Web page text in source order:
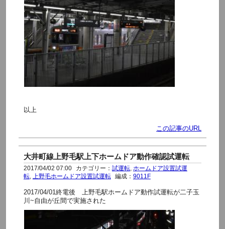
以上
この記事のURL
大井町線上野毛駅上下ホームドア動作確認試運転
2017/04/02 07:00 カテゴリー： 試運転, ホームドア設置試運
転, 上野毛ホームドア設置試運転 編成： 9011F
2017/04/01終電後 上野毛駅ホームドア動作試運転が二子玉
川~自由が丘間で実施された